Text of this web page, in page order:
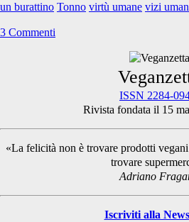
un burattino Tonno virtù umane vizi
3 Commenti
Sidebar
ISSN 2284-
Rivista fondata il 15
«La felicità non è trovare prodotti
trovare
Adriano
Iscriviti alla